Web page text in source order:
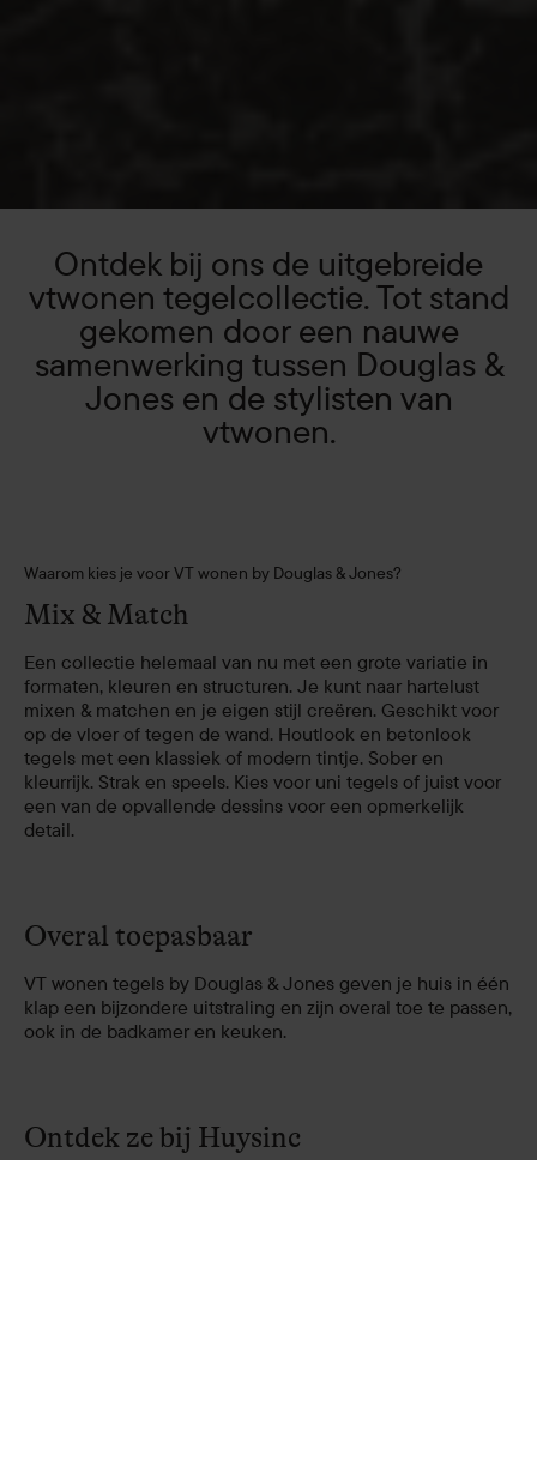
Ontdek bij ons de uitgebreide
vtwonen tegelcollectie. Tot stand
gekomen door een nauwe
samenwerking tussen Douglas &
Jones en de stylisten van
vtwonen.
Waarom kies je voor VT wonen by Douglas & Jones?
Mix & Match
Een collectie helemaal van nu met een grote variatie in
formaten, kleuren en structuren. Je kunt naar hartelust
mixen & matchen en je eigen stijl creëren. Geschikt voor
op de vloer of tegen de wand. Houtlook en betonlook
tegels met een klassiek of modern tintje. Sober en
kleurrijk. Strak en speels. Kies voor uni tegels of juist voor
een van de opvallende dessins voor een opmerkelijk
detail.
Overal toepasbaar
VT wonen tegels by Douglas & Jones geven je huis in één
klap een bijzondere uitstraling en zijn overal toe te passen,
ook in de badkamer en keuken.
Ontdek ze bij Huysinc